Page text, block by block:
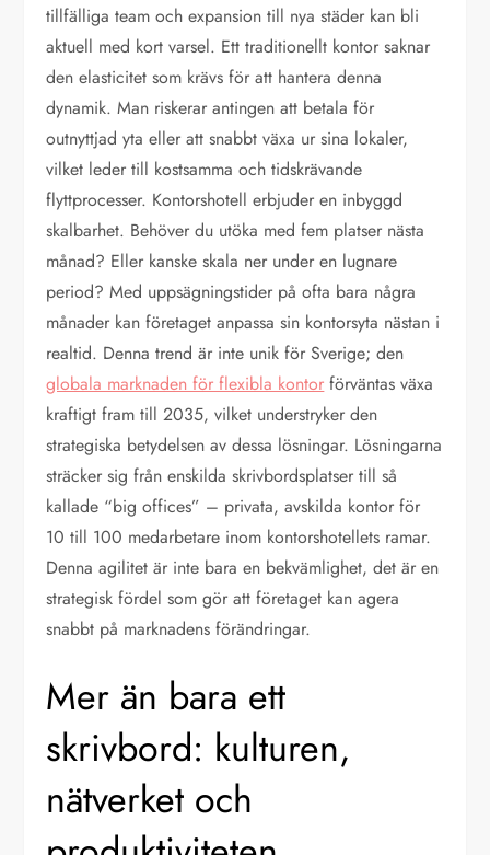
tillfälliga team och expansion till nya städer kan bli
aktuell med kort varsel. Ett traditionellt kontor saknar
den elasticitet som krävs för att hantera denna
dynamik. Man riskerar antingen att betala för
outnyttjad yta eller att snabbt växa ur sina lokaler,
vilket leder till kostsamma och tidskrävande
flyttprocesser. Kontorshotell erbjuder en inbyggd
skalbarhet. Behöver du utöka med fem platser nästa
månad? Eller kanske skala ner under en lugnare
period? Med uppsägningstider på ofta bara några
månader kan företaget anpassa sin kontorsyta nästan i
realtid. Denna trend är inte unik för Sverige; den
globala marknaden för flexibla kontor förväntas växa
kraftigt fram till 2035, vilket understryker den
strategiska betydelsen av dessa lösningar. Lösningarna
sträcker sig från enskilda skrivbordsplatser till så
kallade “big offices” – privata, avskilda kontor för
10 till 100 medarbetare inom kontorshotellets ramar.
Denna agilitet är inte bara en bekvämlighet, det är en
strategisk fördel som gör att företaget kan agera
snabbt på marknadens förändringar.
Mer än bara ett
skrivbord: kulturen,
nätverket och